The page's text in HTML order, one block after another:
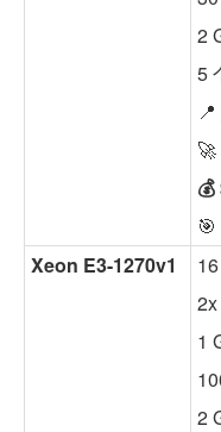
2
5
📍
💰
🎯
Xeon E3-1270v1
2x
1
2